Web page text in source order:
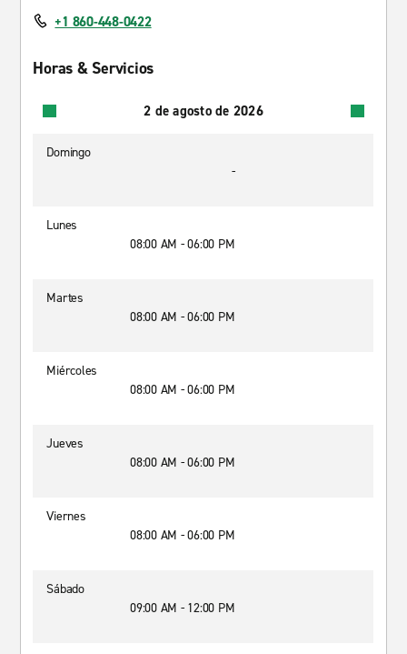
+1 860-448-0422
Horas & Servicios
2 de agosto de 2026
Domingo
-
Lunes
08:00 AM - 06:00 PM
Martes
08:00 AM - 06:00 PM
Miércoles
08:00 AM - 06:00 PM
Jueves
08:00 AM - 06:00 PM
Viernes
08:00 AM - 06:00 PM
Sábado
09:00 AM - 12:00 PM